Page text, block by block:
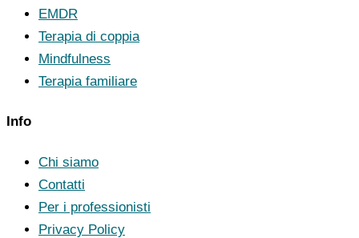
EMDR
Terapia di coppia
Mindfulness
Terapia familiare
Info
Chi siamo
Contatti
Per i professionisti
Privacy Policy